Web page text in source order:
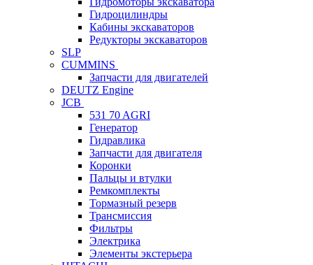
Гидроцилиндры
Кабины экскаваторов
Редукторы экскаваторов
SLP
CUMMINS
Запчасти для двигателей
DEUTZ Engine
JCB
531 70 AGRI
Генератор
Гидравлика
Запчасти для двигателя
Коронки
Пальцы и втулки
Ремкомплекты
Тормазный резерв
Трансмиссия
Фильтры
Электрика
Элементы экстерьера